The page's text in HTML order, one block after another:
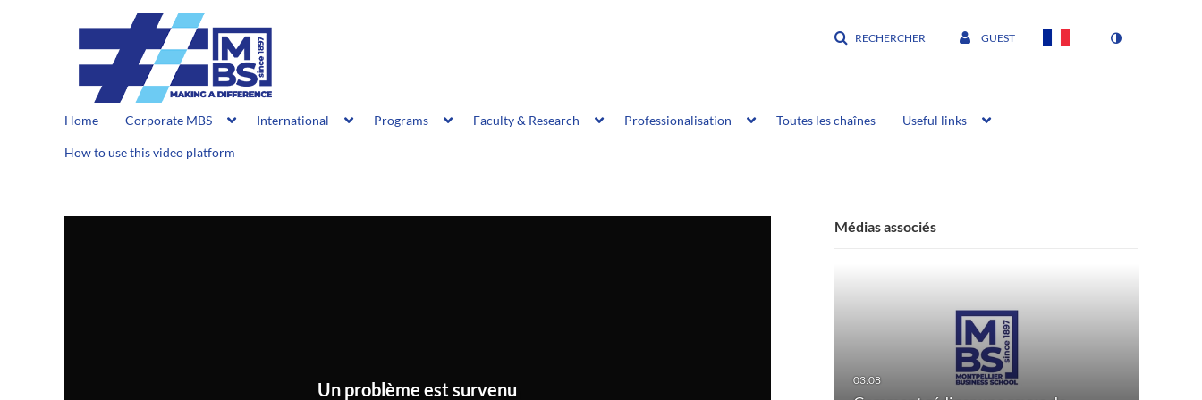
RECHERCHER GUEST
Home Corporate MBS International Programs Faculty & Research Professionalisation Toutes les chaînes Useful links
How to use this video platform
Un problème est survenu
Médias associés